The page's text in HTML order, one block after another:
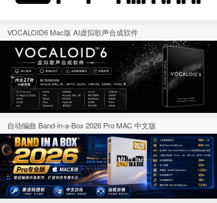
VOCALOID6 Mac版 AI虚拟歌声合成软件
自动编曲 Band-in-a-Box 2026 Pro MAC 中文版